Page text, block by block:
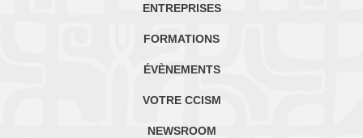
ENTREPRISES
FORMATIONS
ÉVÈNEMENTS
VOTRE CCISM
NEWSROOM